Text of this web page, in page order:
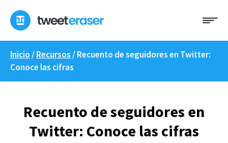
contenido
Inicio /Recursos /Recuento de seguidores en Twitter:
Conoce las cifras
Recuento de seguidores en
Twitter: Conoce las cifras